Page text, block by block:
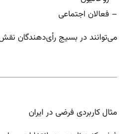
– فعالان اجتماعی
می‌توانند در بسیج رأی‌دهندگان
مثال کاربردی فرضی در ایران